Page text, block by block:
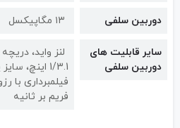
دوربین سلفی ۱۳ مگاپیکسل
سایر قابلیت های
دوربین سلفی
فریم بر ثانیه